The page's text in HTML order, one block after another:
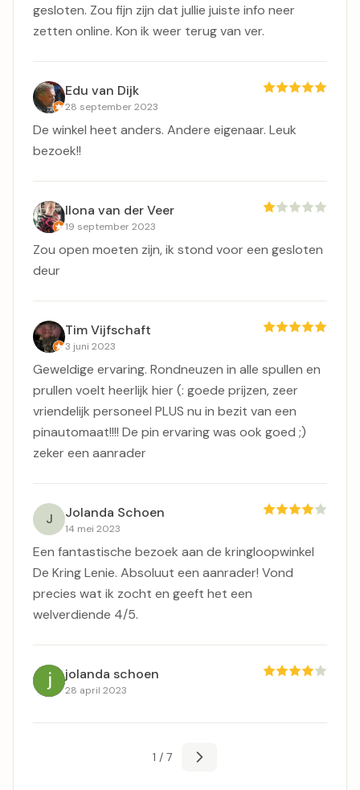
gesloten. Zou fijn zijn dat jullie juiste info neer
zetten online. Kon ik weer terug van ver.
Edu van Dijk
28 september 2023
De winkel heet anders. Andere eigenaar. Leuk
bezoek!!
Ilona van der Veer
19 september 2023
Zou open moeten zijn, ik stond voor een gesloten
deur
Tim Vijfschaft
3 juni 2023
Geweldige ervaring. Rondneuzen in alle spullen en
prullen voelt heerlijk hier (: goede prijzen, zeer
vriendelijk personeel PLUS nu in bezit van een
pinautomaat!!!! De pin ervaring was ook goed ;)
zeker een aanrader
J Jolanda Schoen
14 mei 2023
Een fantastische bezoek aan de kringloopwinkel
De Kring Lenie. Absoluut een aanrader! Vond
precies wat ik zocht en geeft het een
welverdiende 4/5.
jolanda schoen
28 april 2023
1 / 7